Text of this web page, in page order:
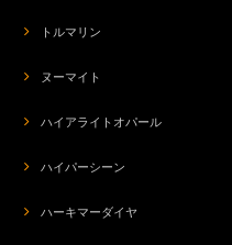
トルマリン
ヌーマイト
ハイアライトオパール
ハイパーシーン
ハーキマーダイヤ